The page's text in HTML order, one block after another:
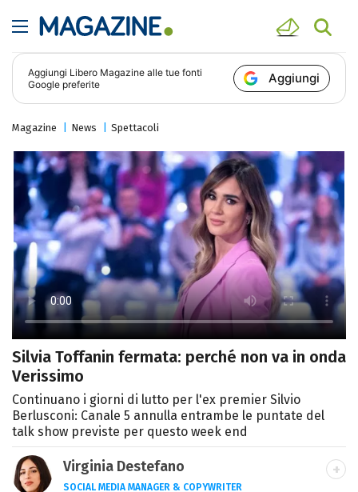
Aggiungi Libero Magazine alle tue fonti
Google preferite
Aggiungi
Magazine News Spettacoli
Silvia Toffanin fermata: perché non va in onda
Verissimo
Continuano i giorni di lutto per l'ex premier Silvio
Berlusconi: Canale 5 annulla entrambe le puntate del
talk show previste per questo week end
Virginia Destefano
SOCIAL MEDIA MANAGER & COPYWRITER